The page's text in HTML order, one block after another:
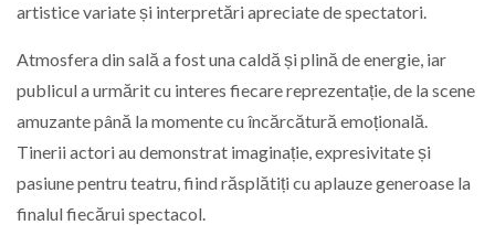
artistice variate și interpretări apreciate de spectatori.
Atmosfera din sală a fost una caldă și plină de energie, iar
publicul a urmărit cu interes fiecare reprezentație, de la scene
amuzante până la momente cu încărcătură emoțională.
Tinerii actori au demonstrat imaginație, expresivitate și
pasiune pentru teatru, fiind răsplătiți cu aplauze generoase la
finalul fiecărui spectacol.